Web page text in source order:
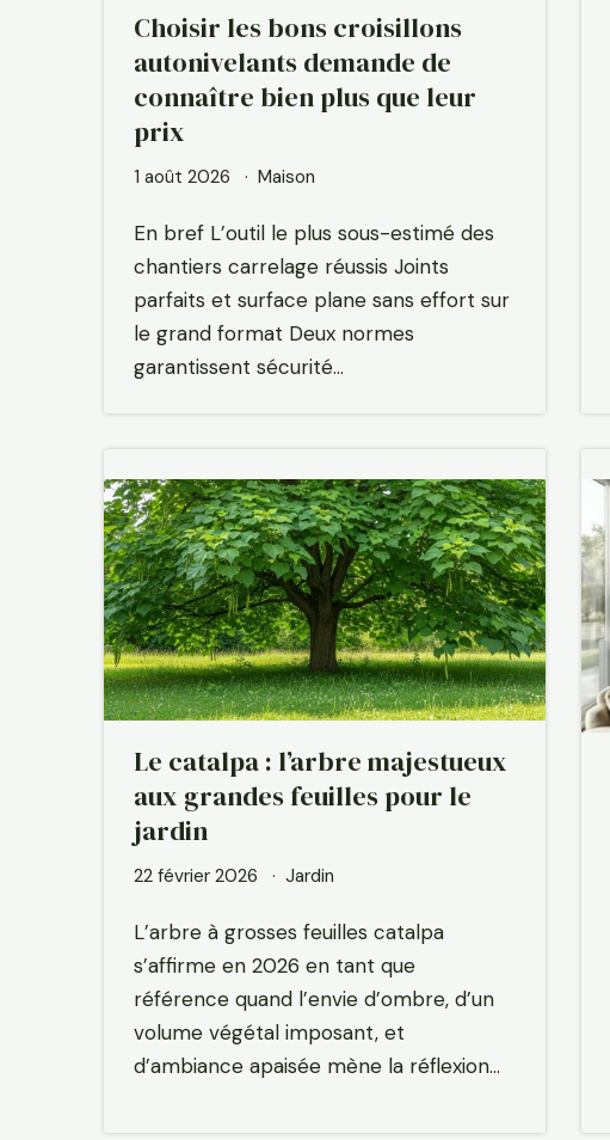
Choisir les bons croisillons
autonivelants demande de
connaître bien plus que leur
prix
1 août 2026 Maison
En bref L’outil le plus sous-estimé des
chantiers carrelage réussis Joints
parfaits et surface plane sans effort sur
le grand format Deux normes
garantissent sécurité…
Le catalpa : l’arbre majestueux
aux grandes feuilles pour le
jardin
22 février 2026 Jardin
L’arbre à grosses feuilles catalpa
s’affirme en 2026 en tant que
référence quand l’envie d’ombre, d’un
volume végétal imposant, et
d’ambiance apaisée mène la réflexion…